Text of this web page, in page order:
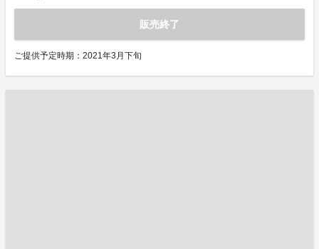
販売終了
ご提供予定時期：2021年3月下旬